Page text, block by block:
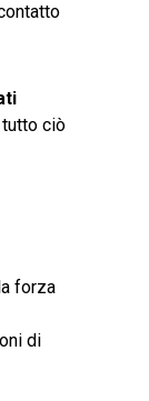
tutto ciò
forza
di